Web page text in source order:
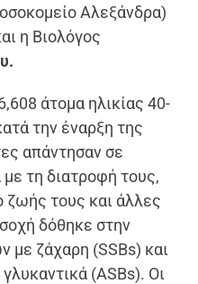
Αλεξάνδρα)
η Βιολόγος
άτομα ηλικίας 40-
την έναρξη της
απάντησαν σε
τη διατροφή τους,
ζωής τους και άλλες
δόθηκε στην
με ζάχαρη (SSBs) και
(ASBs). Οι